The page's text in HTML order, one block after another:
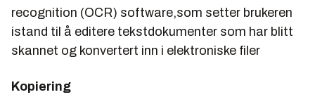
recognition (OCR) software,som setter brukeren
istand til å editere tekstdokumenter som har blitt
skannet og konvertert inn i elektroniske filer
Kopiering